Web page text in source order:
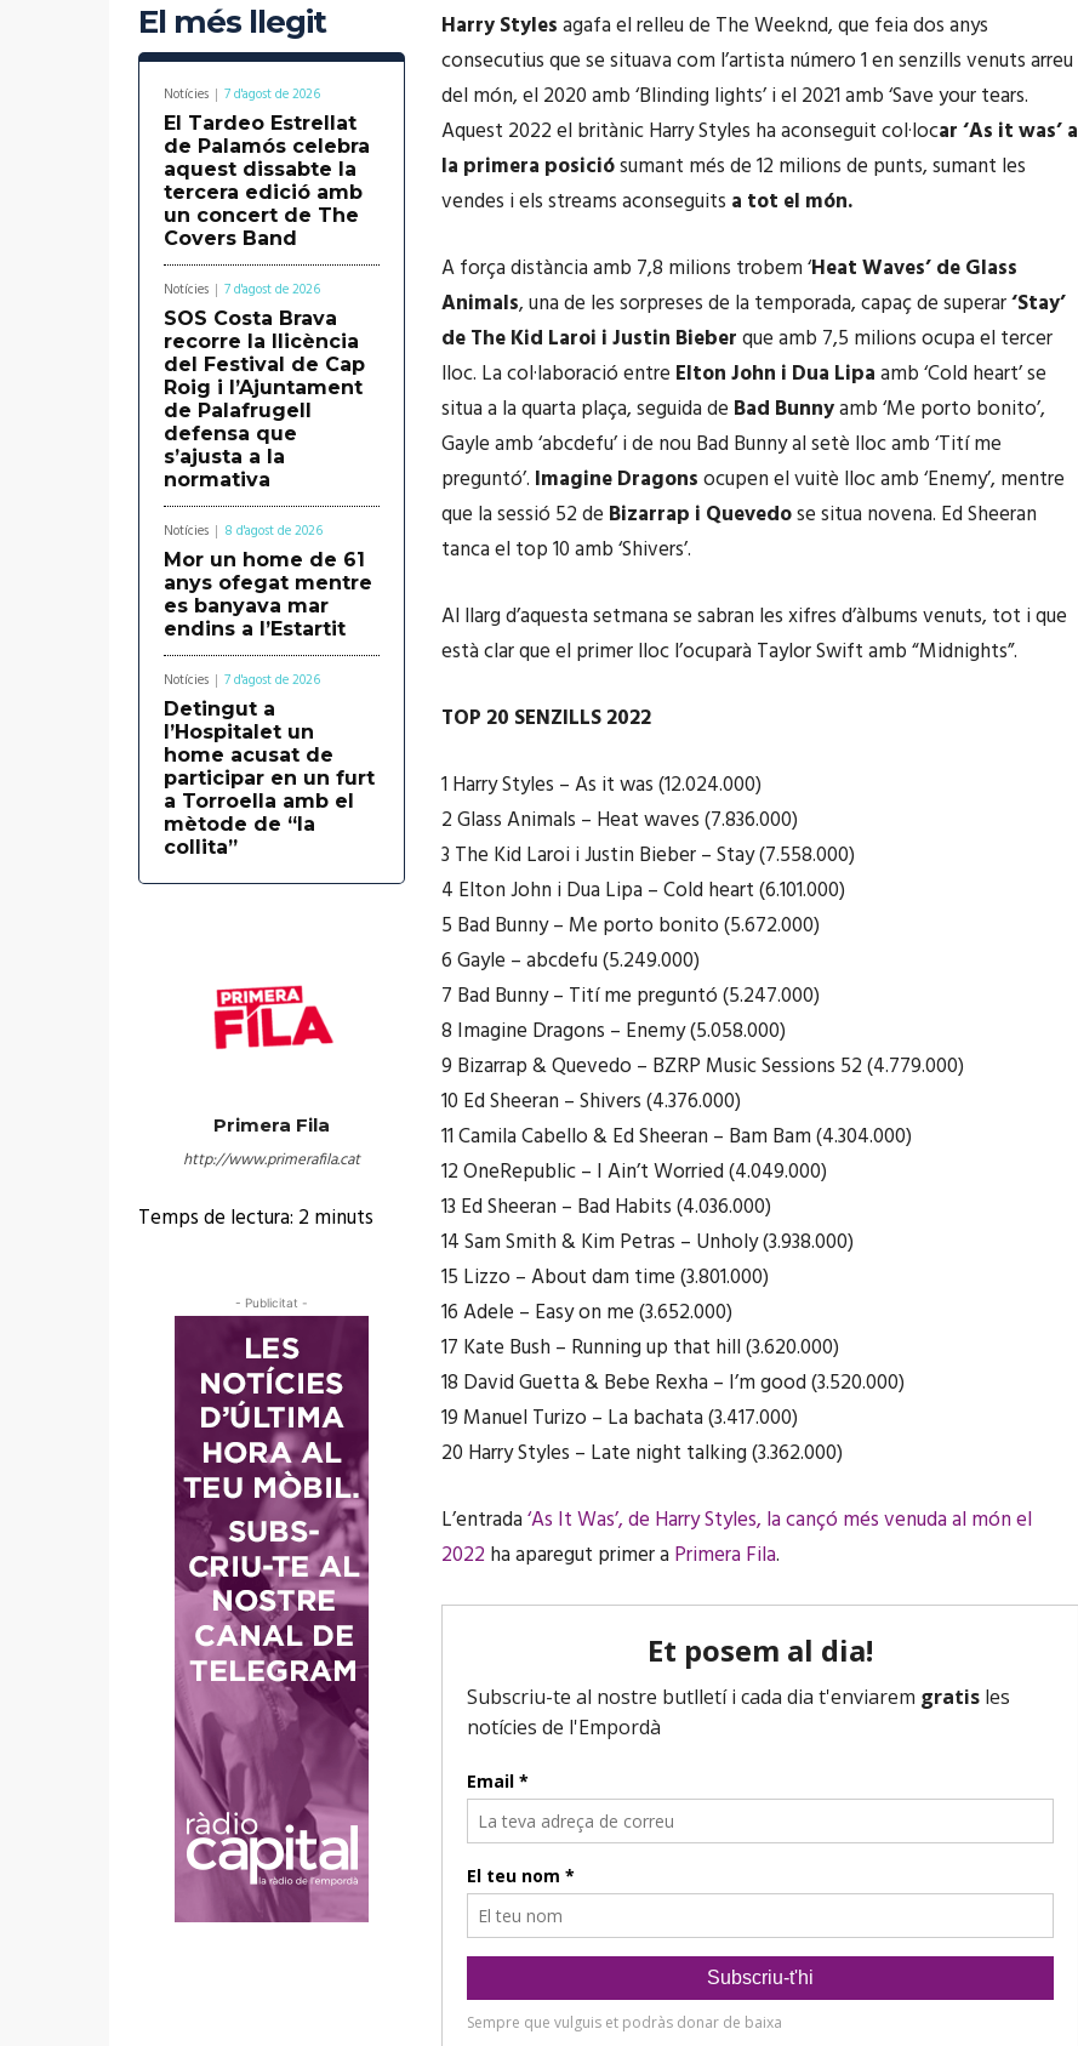
El més llegit
Notícies 7 d'agost de 2026
El Tardeo Estrellat
de Palamós celebra
aquest dissabte la
tercera edició amb
un concert de The
Covers Band
Notícies 7 d'agost de 2026
SOS Costa Brava
recorre la llicència
del Festival de Cap
Roig i l’Ajuntament
de Palafrugell
defensa que
s’ajusta a la
normativa
Notícies 8 d'agost de 2026
Mor un home de 61
anys ofegat mentre
es banyava mar
endins a l’Estartit
Notícies 7 d'agost de 2026
Detingut a
l’Hospitalet un
home acusat de
participar en un furt
a Torroella amb el
mètode de “la
collita”
Primera Fila
http://www.primerafila.cat
Temps de lectura: 2minuts
- Publicitat -
Harry Stylesagafa el relleu de The Weeknd, que feia dos anys
consecutius que se situava com l’artista número 1 en senzills venuts arreu
del món, el 2020 amb ‘Blinding lights’ i el 2021 amb ‘Save your tears.
Aquest 2022 el britànic Harry Styles ha aconseguit col·locar ‘As it was’ a
la primera posiciósumant més de 12 milions de punts, sumant les
vendes i els streams aconseguits a tot el món.
A força distància amb 7,8 milions trobem ‘Heat Waves’ de Glass
Animals, una de les sorpreses de la temporada, capaç de superar‘Stay’
de The Kid Laroi i Justin Bieberque amb 7,5 milions ocupa el tercer
lloc. La col·laboració entre Elton John i Dua Lipaamb ‘Cold heart’ se
situa a la quarta plaça, seguida de Bad Bunnyamb ‘Me porto bonito’,
Gayle amb ‘abcdefu’ i de nou Bad Bunny al setè lloc amb ‘Tití me
preguntó’. Imagine Dragonsocupen el vuitè lloc amb ‘Enemy’, mentre
que la sessió 52 de Bizarrap i Quevedose situa novena. Ed Sheeran
tanca el top 10 amb ‘Shivers’.
Al llarg d’aquesta setmana se sabran les xifres d’àlbums venuts, tot i que
està clar que el primer lloc l’ocuparà Taylor Swift amb “Midnights”.
TOP 20 SENZILLS 2022
1 Harry Styles – As it was (12.024.000)
2 Glass Animals – Heat waves (7.836.000)
3 The Kid Laroi i Justin Bieber – Stay (7.558.000)
4 Elton John i Dua Lipa – Cold heart (6.101.000)
5 Bad Bunny – Me porto bonito (5.672.000)
6 Gayle – abcdefu (5.249.000)
7 Bad Bunny – Tití me preguntó (5.247.000)
8 Imagine Dragons – Enemy (5.058.000)
9 Bizarrap & Quevedo – BZRP Music Sessions 52 (4.779.000)
10 Ed Sheeran – Shivers (4.376.000)
11 Camila Cabello & Ed Sheeran – Bam Bam (4.304.000)
12 OneRepublic – I Ain’t Worried (4.049.000)
13 Ed Sheeran – Bad Habits (4.036.000)
14 Sam Smith & Kim Petras – Unholy (3.938.000)
15 Lizzo – About dam time (3.801.000)
16 Adele – Easy on me (3.652.000)
17 Kate Bush – Running up that hill (3.620.000)
18 David Guetta & Bebe Rexha – I’m good (3.520.000)
19 Manuel Turizo – La bachata (3.417.000)
20 Harry Styles – Late night talking (3.362.000)
L’entrada‘As It Was’, de Harry Styles, la cançó més venuda al món el
2022 ha aparegut primer a Primera Fila.